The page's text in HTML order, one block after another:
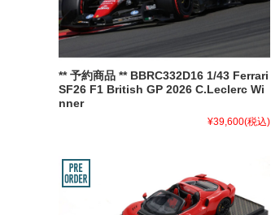
** 予約商品 ** BBRC332D16 1/43 Ferrari
SF26 F1 British GP 2026 C.Leclerc Wi
nner
¥39,600(税込)